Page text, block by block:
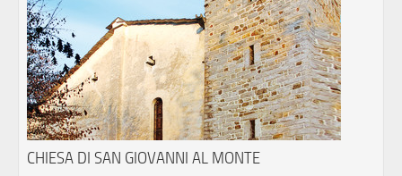
CHIESA DI SAN GIOVANNI AL MONTE